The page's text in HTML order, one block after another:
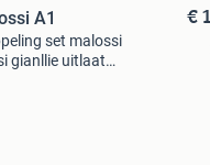
A1
set malossi
gianllie uitlaat
€